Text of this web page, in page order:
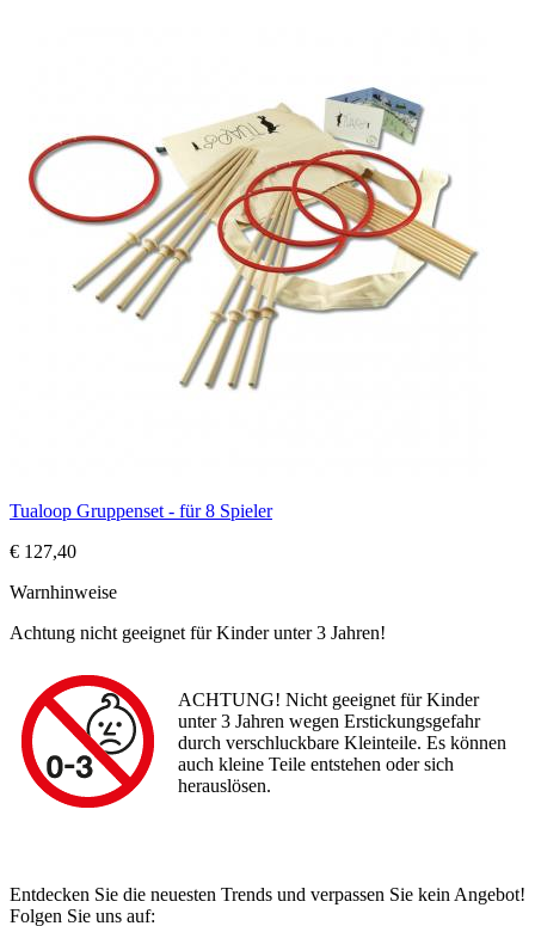
Tualoop Gruppenset - für 8 Spieler
€ 127,40
Warnhinweise
Achtung nicht geeignet für Kinder unter 3 Jahren!
ACHTUNG! Nicht geeignet für Kinder
unter 3 Jahren wegen Erstickungsgefahr
durch verschluckbare Kleinteile. Es können
auch kleine Teile entstehen oder sich
herauslösen.
Entdecken Sie die neuesten Trends und verpassen Sie kein Angebot!
Folgen Sie uns auf: